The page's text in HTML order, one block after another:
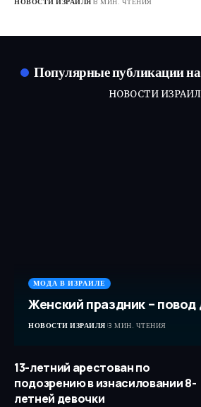
Популярные публикации на
НОВОСТИ
МОДА В ИЗРАИЛЕ
Женский праздник –
НОВОСТИ ИЗРАИЛЯ 3 МИН. ЧТЕНИЯ
13-летний арестован по
подозрению в изнасиловании 8-
летней девочки